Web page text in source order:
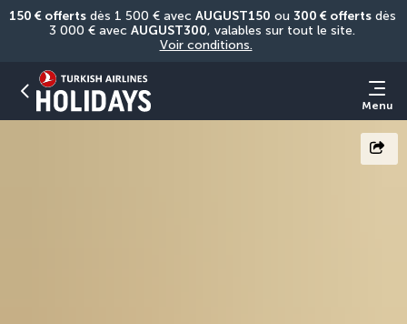
150 € offerts dès 1 500 € avec AUGUST150 ou 300 € offerts dès
3 000 € avec AUGUST300
Voir conditions.
Menu